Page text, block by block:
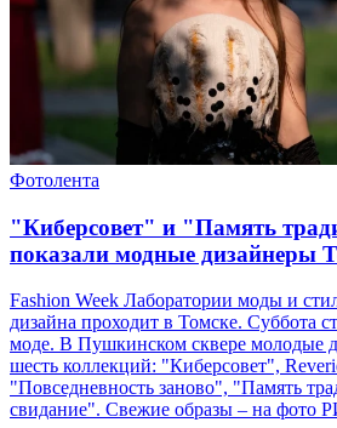
Фотолента
"Киберсовет" и "Память
показали модные дизайнеры
Fashion Week Лаборатории моды и
дизайна проходит в Томске. Суббота
моде. В Пушкинском сквере молодые
шесть коллекций: "Киберсовет",
"Повседневность заново", "Память
свидание". Свежие образы – на фото